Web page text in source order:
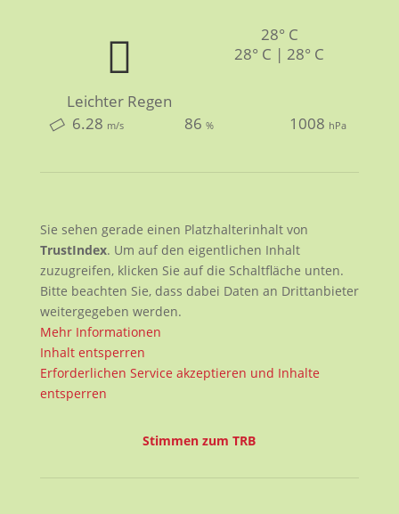
Leichter Regen
28° C
28° C | 28° C
6.28 m/s 86% 1008 hPa
Sie sehen gerade einen Platzhalterinhalt von
TrustIndex. Um auf den eigentlichen Inhalt
zuzugreifen, klicken Sie auf die Schaltfläche unten.
Bitte beachten Sie, dass dabei Daten an Drittanbieter
weitergegeben werden.
Mehr Informationen
Inhalt entsperren
Erforderlichen Service akzeptieren und Inhalte
entsperren
Stimmen zum TRB